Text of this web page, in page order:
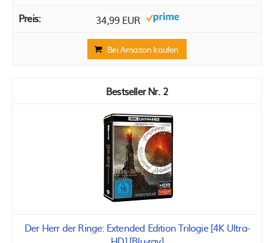
34,99 EUR
Bei Amazon kaufen
2
Der Herr der Ringe: Extended Edition Trilogie [4K Ultra-